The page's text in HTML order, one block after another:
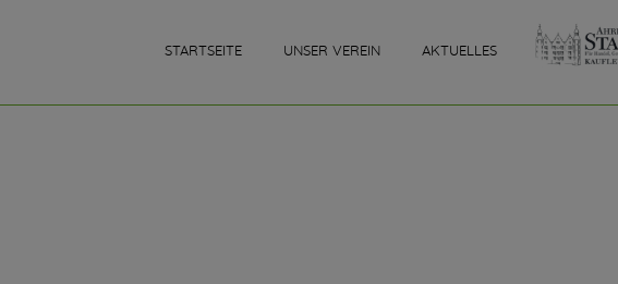
STARTSEITE UNSER VEREIN AKTUELLES